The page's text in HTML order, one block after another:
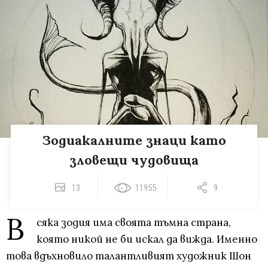
Зодиакалните знаци като
зловещи чудовища
13 11955 9
В
сяка зодия има своята тъмна страна,
която никой не би искал да вижда. Именно
това вдъхновило талантливият художник Шон